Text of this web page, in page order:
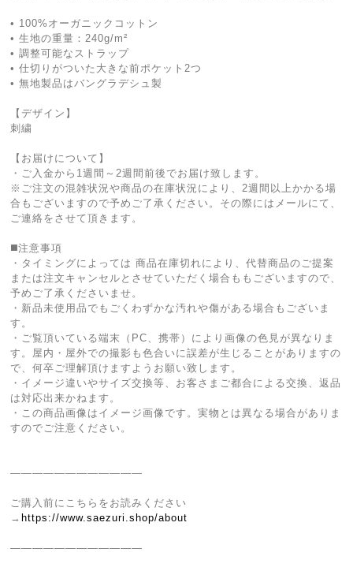
• 100%オーガニックコットン
• 生地の重量：240g/m²
• 調整可能なストラップ
• 仕切りがついた大きな前ポケット2つ
• 無地製品はバングラデシュ製
【デザイン】
刺繍
【お届けについて】
・ご入金から1週間～2週間前後でお届け致します。
※ご注文の混雑状況や商品の在庫状況により、2週間以上かかる場
合もございますので予めご了承ください。その際にはメールにて、
ご連絡をさせて頂きます。
◼️注意事項
・タイミングによっては 商品在庫切れにより、代替商品のご提案
または注文キャンセルとさせていただく場合ももございますので、
予めご了承くださいませ。
・新品未使用品でもごくわずかな汚れや傷がある場合もございま
す。
・ご覧頂いている端末（PC、携帯）により画像の色見が異なりま
す。屋内・屋外での撮影も色合いに誤差が生じることがありますの
で、何卒ご理解頂けますようお願い致します。
・イメージ違いやサイズ交換等、お客さまご都合による交換、返品
は対応出来かねます。
・この商品画像はイメージ画像です。実物とは異なる場合がありま
すのでご注意ください。
————————————
ご購入前にこちらをお読みください
→ https://www.saezuri.shop/about
————————————